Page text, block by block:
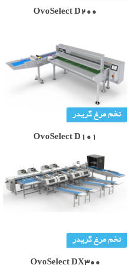
OvoSelect D200
تخم مرغ گریدر
OvoSelect D101
تخم مرغ گریدر
OvoSelect DX300